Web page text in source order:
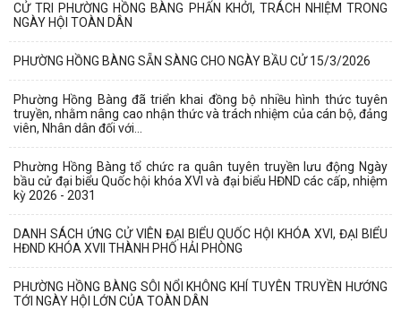
CỬ TRI PHƯỜNG HỒNG BÀNG PHẤN KHỞI, TRÁCH NHIỆM TRONG
NGÀY HỘI TOÀN DÂN
PHƯỜNG HỒNG BÀNG SẴN SÀNG CHO NGÀY BẦU CỬ 15/3/2026
Phường Hồng Bàng đã triển khai đồng bộ nhiều hình thức tuyên
truyền, nhằm nâng cao nhận thức và trách nhiệm của cán bộ, đảng
viên, Nhân dân đối với...
Phường Hồng Bàng tổ chức ra quân tuyên truyền lưu động Ngày
bầu cử đại biểu Quốc hội khóa XVI và đại biểu HĐND các cấp, nhiệm
kỳ 2026 - 2031
DANH SÁCH ỨNG CỬ VIÊN ĐẠI BIỂU QUỐC HỘI KHÓA XVI, ĐẠI BIỂU
HĐND KHÓA XVII THÀNH PHỐ HẢI PHÒNG
PHƯỜNG HỒNG BÀNG SÔI NỔI KHÔNG KHÍ TUYÊN TRUYỀN HƯỚNG
TỚI NGÀY HỘI LỚN CỦA TOÀN DÂN